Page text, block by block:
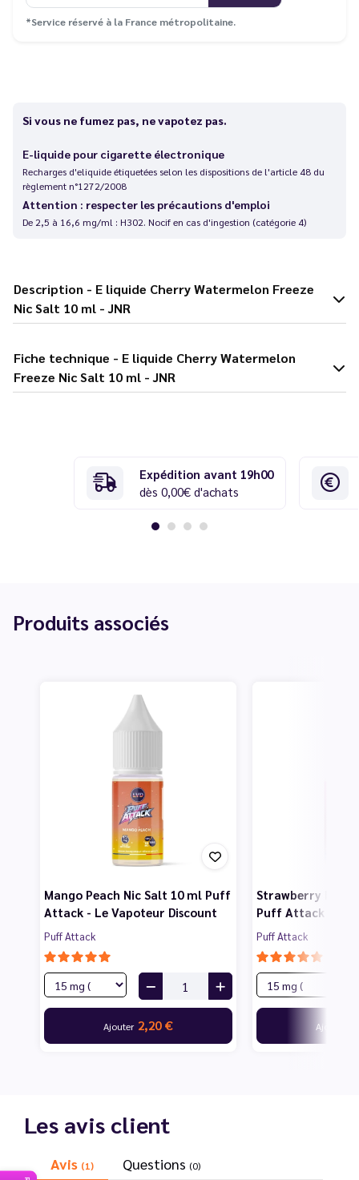
*Service réservé à la France métropolitaine.
Si vous ne fumez pas, ne vapotez pas.
E-liquide pour cigarette électronique
Recharges d'eliquide étiquetées selon les dispositions de l'article 48 du
règlement n°1272/2008
Attention : respecter les précautions d'emploi
De 2,5 à 16,6 mg/ml : H302. Nocif en cas d'ingestion (catégorie 4)
Description - E liquide Cherry Watermelon Freeze
Nic Salt 10 ml - JNR
Fiche technique - E liquide Cherry Watermelon
Freeze Nic Salt 10 ml - JNR
Expédition avant 19h00
dès 0,00€ d'achats
Produits associés
Mango Peach Nic Salt 10 ml Puff
Attack - Le Vapoteur Discount
Puff Attack
Ajouter 2,20 €
Strawberry Ice
Puff Attack - Le
Puff Attack
Ajouter
Les avis client
Avis (1) Questions (0)